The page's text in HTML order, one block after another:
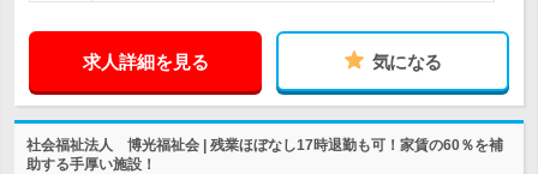
求人詳細を見る 気になる
社会福祉法人 博光福祉会 | 残業ほぼなし17時退勤も可！家賃の60％を補
助する手厚い施設！